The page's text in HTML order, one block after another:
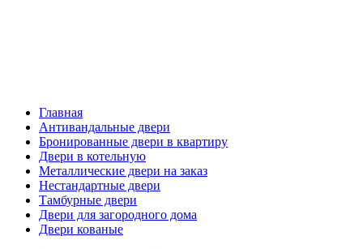
Главная
Антивандальные двери
Бронированные двери в квартиру
Двери в котельную
Металлические двери на заказ
Нестандартные двери
Тамбурные двери
Двери для загородного дома
Двери кованые